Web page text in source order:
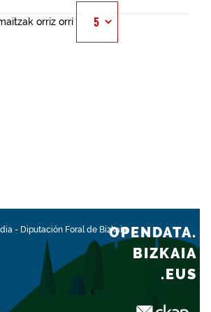
orriz orri
- Diputación Foral de BizkaiaOPENDATA.
BIZKAIA
.EUS